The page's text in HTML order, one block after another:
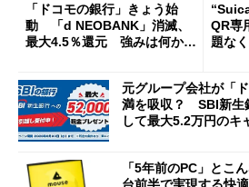
「ドコモの銀行」きょう始
動 「d NEOBANK」消滅、
最大4.5％還元 強みは何か解
QR専
題な
元グループ会社が「
満を吸収？ SBI新生
して最大5.2万円のキ
「5年前のPC」とこ